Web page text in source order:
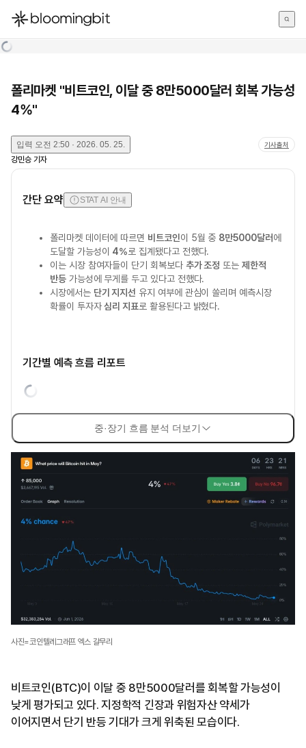
한국어
폴리마켓 "비트코인, 이달 중 8만5000달러 회복 가능성
4%"
입력 오전 2:50 · 2026. 05. 25. 기사출처
강민승 기자
간단 요약 STAT AI 안내
폴리마켓 데이터에 따르면 비트코인이 5월 중 8만5000달러에
도달할 가능성이 4%로 집계됐다고 전했다.
이는 시장 참여자들이 단기 회복보다 추가 조정 또는 제한적
반등가능성에 무게를 두고 있다고 전했다.
시장에서는 단기 지지선 유지 여부에 관심이 쏠리며 예측시장
확률이 투자자심리 지표로 활용된다고 밝혔다.
기간별 예측 흐름 리포트
중·장기 흐름 분석 더보기
사진=코인텔레그래프 엑스 갈무리
비트코인(BTC)이 이달 중 8만5000달러를 회복할 가능성이
낮게 평가되고 있다. 지정학적 긴장과 위험자산 약세가
이어지면서 단기 반등 기대가 크게 위축된 모습이다.